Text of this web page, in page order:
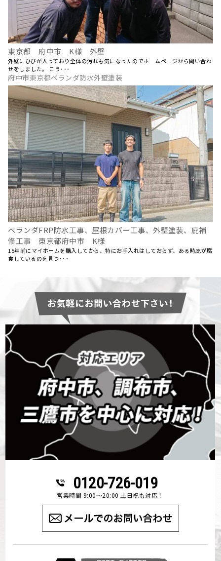
東京都 府中市 K様 外壁
外壁にひびが入っており全体の汚れも気になったのでホームページから問い合わ
せをしました。 こう･･･
府中市東京都ベランダ防水外壁塗装
ベランダFRP防水工事、屋根カバー工事、外壁塗装、庇補
修工事 東京都府中市 K様
15年前にマイホームを購入してから、特にお手入れはしておらず、ある時庇が腐
食しているのを見つ･･･
0120-726-019
営業時間 9:00～20:00 土日祝も対応！